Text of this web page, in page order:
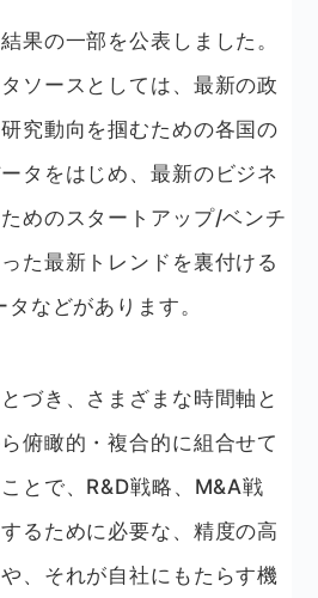
果の一部を公表しました。
ソースとしては、最新の政
究動向を掴むための各国の
タをはじめ、最新のビジネ
めのスタートアップ/ベンチ
た最新トレンドを裏付ける
などがあります。
づき、さまざまな時間軸と
俯瞰的・複合的に組合せて
とで、R&D戦略、M&A戦
るために必要な、精度の高
、それが自社にもたらす機